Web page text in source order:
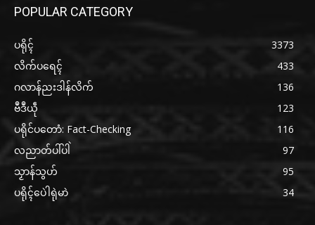
POPULAR CATEGORY
ပရိုၚ်
3373
လိက်ပရေၚ်
433
ဂလာန်ညးဒါန်လိက်
136
ဗဳဒဳယဵု
123
ပရိုင်ပတောံ: Fact-Checking
116
လညာတ်ပါ်ပါဲ
97
သၟာန်သွဟ်
95
ပရိုၚ်ပေဲါရုဲမာဲ
34